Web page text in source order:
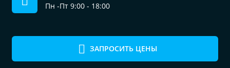
ЗАПРОСИТЬ ЦЕНЫ
Пн -Пт 9:00 - 18:00